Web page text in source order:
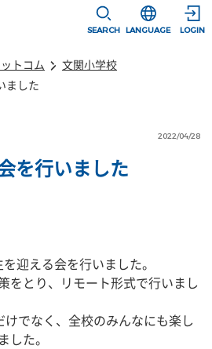
SEARCH
選択すると言
LANGUAGE LOGIN
トコム
文関小学校
ました
2022/04/28
を行いました
迎える会を行いました。
をとり、リモート形式で行いまし
でなく、全校のみんなにも楽し
した。